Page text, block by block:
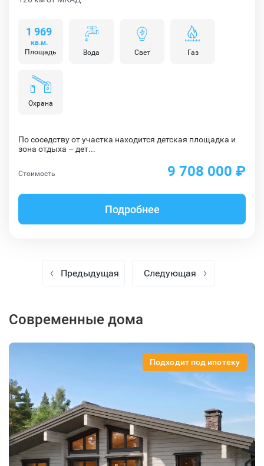
1 969
кв.м.
Площадь
Вода Свет Газ
Охрана
Стоимость 9 708 000 ₽
Подробнее
По соседству от участка находится детская площадка и
зона отдыха – дет...
Предыдущая Следующая
Современные дома
Подходит под ипотеку